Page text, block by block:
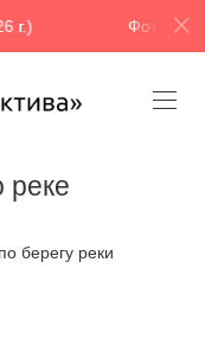
Фотошкола
реке
берегу реки